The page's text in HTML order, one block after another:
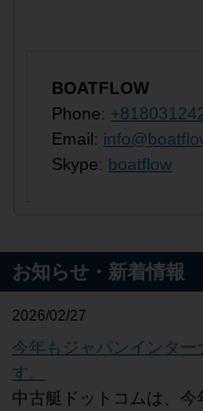
BOATFLOW
Phone:
Email:
Skype: boatflow
お知らせ・新着情報
2026/02/27
今年もジャパンインタ
す。
中古艇ドットコムは、